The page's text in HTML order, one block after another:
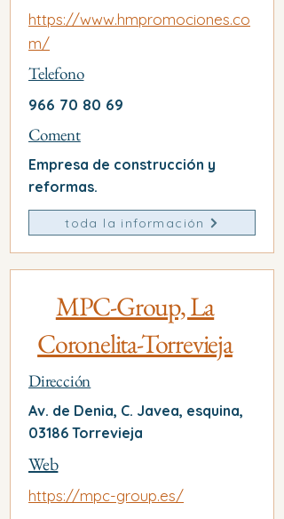
https://www.hmpromociones.co
m/
Telefono
966 70 80 69
Coment
Empresa de construcción y
reformas.
toda la información
MPC-Group, La
Coronelita-Torrevieja
Dirección
Av. de Denia, C. Javea, esquina,
03186 Torrevieja
Web
https://mpc-group.es/